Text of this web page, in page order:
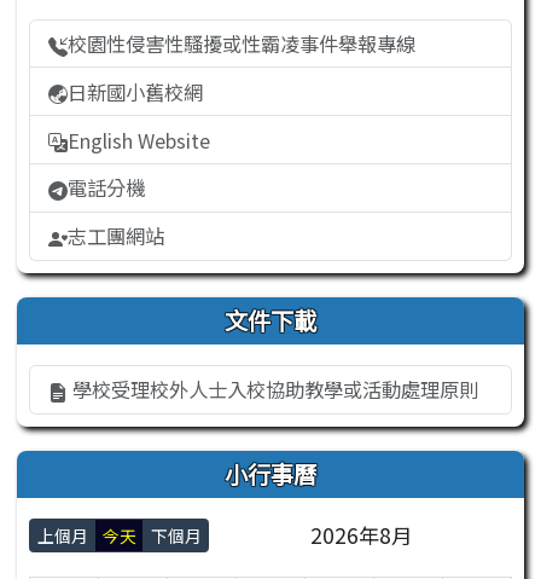
校園性侵害性騷擾或性霸凌事件舉報專線
日新國小舊校網
English Website
電話分機
志工團網站
文件下載
學校受理校外人士入校協助教學或活動處理原則
小行事曆
上個月 今天 下個月 2026年8月